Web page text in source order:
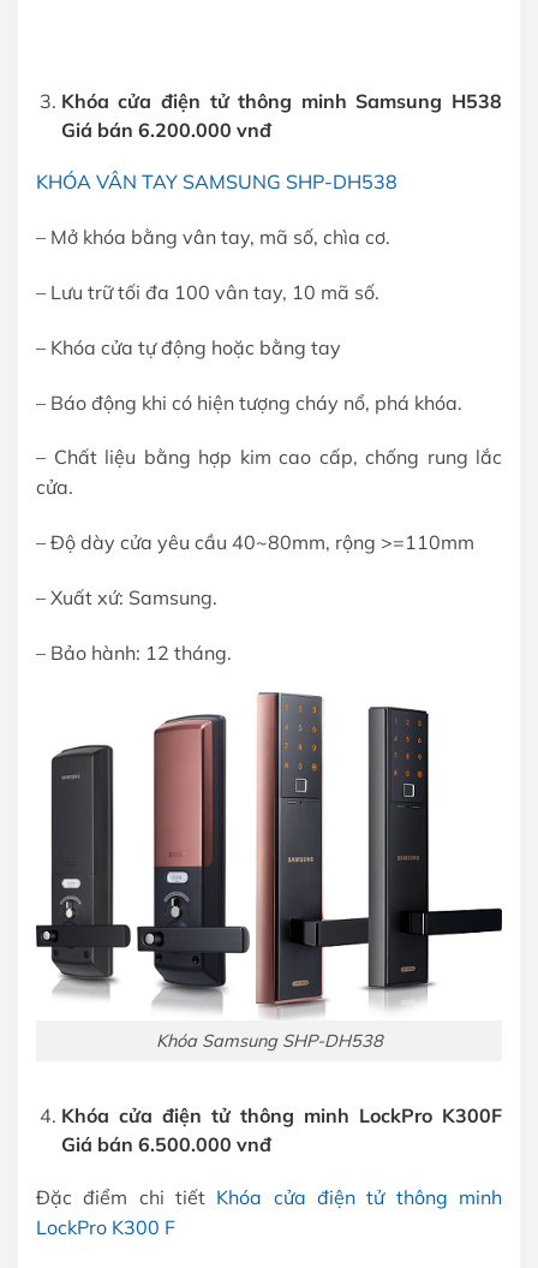
Khóa cửa điện tử thông minh Samsung H538
Giá bán 6.200.000 vnđ
KHÓA VÂN TAY SAMSUNG SHP-DH538
– Mở khóa bằng vân tay, mã số, chìa cơ.
– Lưu trữ tối đa 100 vân tay, 10 mã số.
– Khóa cửa tự động hoặc bằng tay
– Báo động khi có hiện tượng cháy nổ, phá khóa.
– Chất liệu bằng hợp kim cao cấp, chống rung lắc
cửa.
– Độ dày cửa yêu cầu 40~80mm, rộng >=110mm
– Xuất xứ: Samsung.
– Bảo hành: 12 tháng.
Khóa Samsung SHP-DH538
Khóa cửa điện tử thông minh LockPro K300F
Giá bán 6.500.000 vnđ
Đặc điểm chi tiết Khóa cửa điện tử thông minh
LockPro K300 F